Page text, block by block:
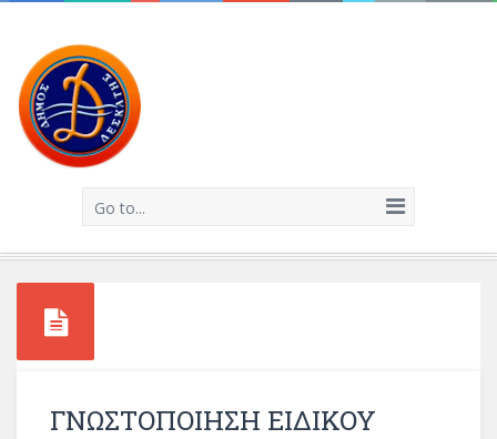
Go to...
ΓΝΩΣΤΟΠΟΙΗΣΗ ΕΙΔΙΚΟΥ